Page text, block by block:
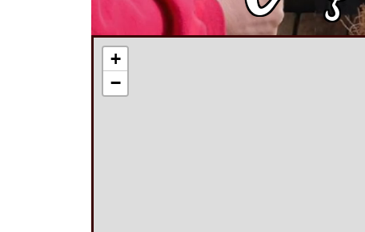
+
−